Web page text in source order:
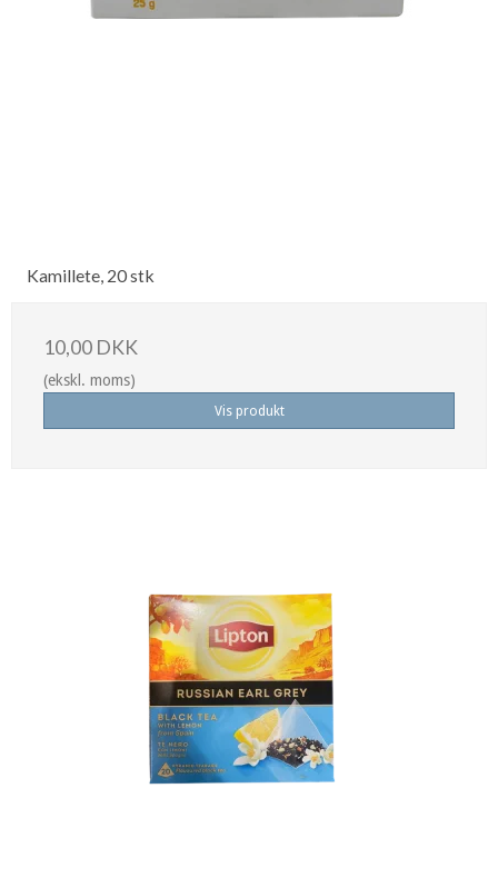
Kamillete, 20 stk
10,00 DKK
(ekskl. moms)
Vis produkt